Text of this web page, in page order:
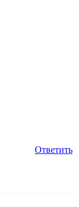
Ответить